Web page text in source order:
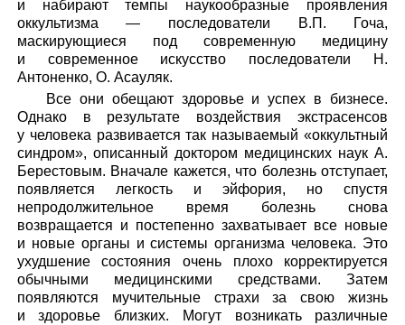
и набирают темпы наукообразные проявления
оккультизма — последователи В.П. Гоча,
маскирующиеся под современную медицину
и современное искусство последователи Н.
Антоненко, О. Асауляк.
Все они обещают здоровье и успех в бизнесе.
Однако в результате воздействия экстрасенсов
у человека развивается так называемый «оккультный
синдром», описанный доктором медицинских наук А.
Берестовым. Вначале кажется, что болезнь отступает,
появляется легкость и эйфория, но спустя
непродолжительное время болезнь снова
возвращается и постепенно захватывает все новые
и новые органы и системы организма человека. Это
ухудшение состояния очень плохо корректируется
обычными медицинскими средствами. Затем
появляются мучительные страхи за свою жизнь
и здоровье близких. Могут возникать различные